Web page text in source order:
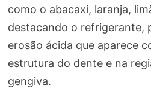
como o abacaxi, laranja,
destacando o refrigerante,
erosão ácida que aparece
estrutura do dente e na
gengiva.